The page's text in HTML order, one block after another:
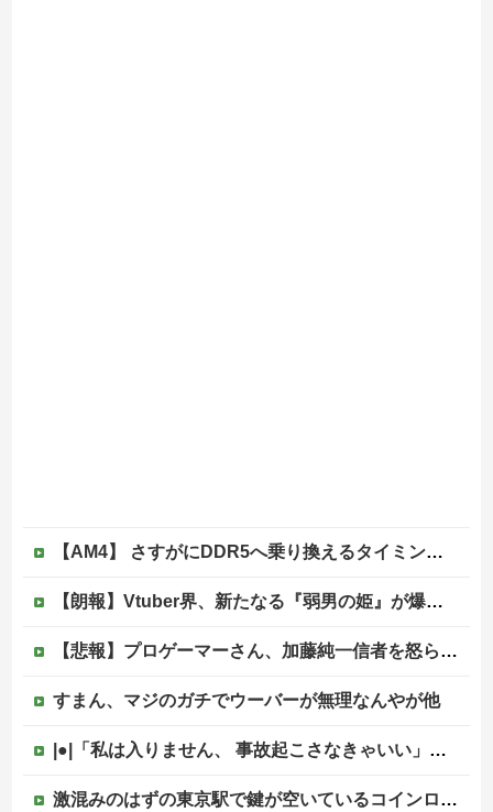
【AM4】 さすがにDDR5へ乗り換えるタイミング逃し感が半端ない
【朗報】Vtuber界、新たなる『弱男の姫』が爆誕ｗｗｗｗｗｗｗｗｗｗｗ
【悲報】プロゲーマーさん、加藤純一信者を怒らせてしまった結果、好き嫌い5位にwwwwwwww
すまん、マジのガチでウーバーが無理なんやが他
|●|「私は入りません、 事故起こさなきゃいい」と保険加入を勧められた推し活民が反発、保険代が勿体無いし事故起こしたとして……
激混みのはずの東京駅で鍵が空いているコインロッカーが散見、「ラッキー」と思って中を確認してみると……